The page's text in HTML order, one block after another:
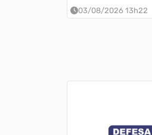
03/08/2026 13h22